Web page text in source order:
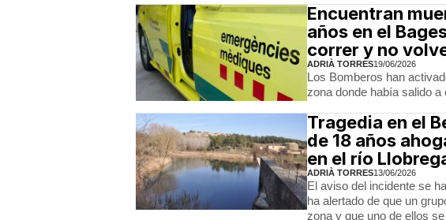
Encuentran
años en el
correr y no
ADRIÀ TORRES19/06/2026
Los Bomberos han
zona donde había salido
Tragedia en el
de 18 años
en el río
ADRIÀ TORRES13/06/2026
El aviso del incidente se
ha alertado de que un
zona y que uno de ellos